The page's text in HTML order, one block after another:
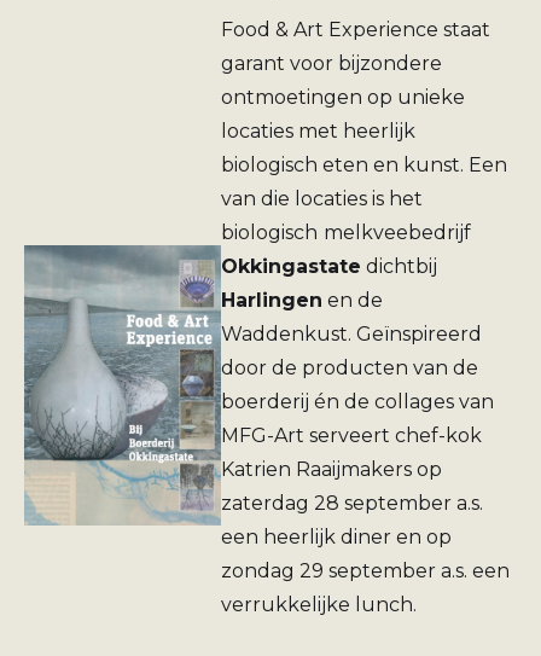
Food & Art Experience staat
garant voor bijzondere
ontmoetingen op unieke
locaties met heerlijk
biologisch eten en kunst. Een
van die locaties is het
biologisch melkveebedrijf
Okkingastate dichtbij
Harlingen en de
Waddenkust. Geïnspireerd
door de producten van de
boerderij én de collages van
MFG-Art serveert chef-kok
Katrien Raaijmakers op
zaterdag 28 september a.s.
een heerlijk diner en op
zondag 29 september a.s. een
verrukkelijke lunch.